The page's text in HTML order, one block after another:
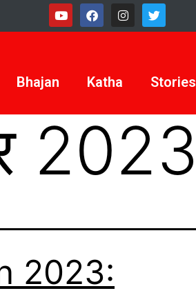
Bhajan Katha Stories
2023
2023: